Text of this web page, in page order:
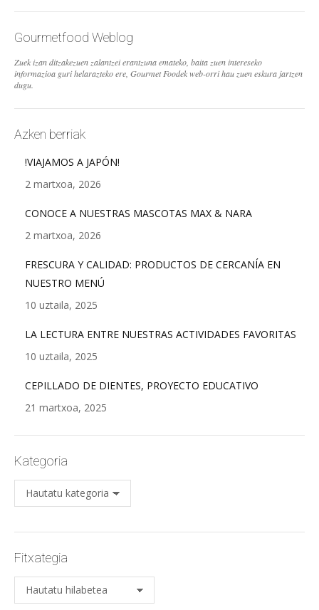
Gourmetfood Weblog
Zuek izan ditzakezuen zalantzei erantzuna emateko, baita zuen intereseko
informazioa guri helarazteko ere, Gourmet Foodek web-orri hau zuen eskura jartzen
dugu.
Azken berriak
!VIAJAMOS A JAPÓN!
2 martxoa, 2026
CONOCE A NUESTRAS MASCOTAS MAX & NARA
2 martxoa, 2026
FRESCURA Y CALIDAD: PRODUCTOS DE CERCANÍA EN
NUESTRO MENÚ
10 uztaila, 2025
LA LECTURA ENTRE NUESTRAS ACTIVIDADES FAVORITAS
10 uztaila, 2025
CEPILLADO DE DIENTES, PROYECTO EDUCATIVO
21 martxoa, 2025
Kategoria
Kategoria
Fitxategia
Fitxategia